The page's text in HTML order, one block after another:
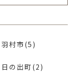
羽村市(5)
日の出町(2)